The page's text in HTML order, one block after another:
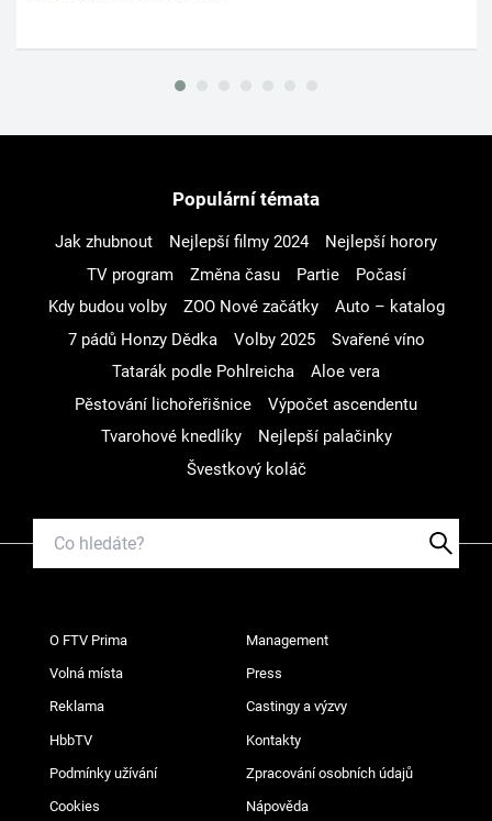
Populární témata
Jak zhubnout Nejlepší filmy 2024
Nejlepší horory
TV program
Změna času Partie
Počasí
Kdy budou volby
ZOO Nové začátky
Auto – katalog
7 pádů Honzy Dědka
Volby 2025
Svařené víno
Tatarák podle Pohlreicha
Aloe vera
Pěstování lichořeřišnice
Výpočet ascendentu
Tvarohové knedlíky
Nejlepší palačinky
Švestkový koláč
O FTV Prima Management
Volná místa Press
Reklama Castingy a výzvy
HbbTV Kontakty
Podmínky užívání Zpracování osobních údajů
Cookies Nápověda